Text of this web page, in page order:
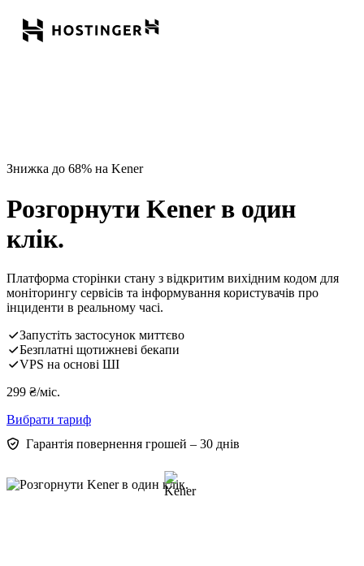
Знижка до 68% на Kener
Розгорнути Kener в один
клік.
Платформа сторінки стану з відкритим вихідним кодом для
моніторингу сервісів та інформування користувачів про
інциденти в реальному часі.
Запустіть застосунок миттєво
Безплатні щотижневі бекапи
VPS на основі ШІ
299 ₴/міс.
Вибрати тариф
Гарантія повернення грошей – 30 днів